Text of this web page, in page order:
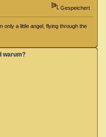
Gespeichert
only a little angel, flying through the
warum?